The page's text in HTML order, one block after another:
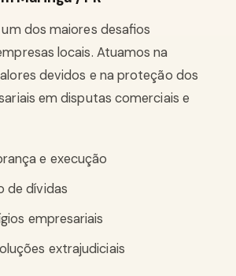
dos maiores desafios
locais. Atuamos na
devidos e na proteção dos
em disputas comerciais e
e execução
de dívidas
empresariais
extrajudiciais